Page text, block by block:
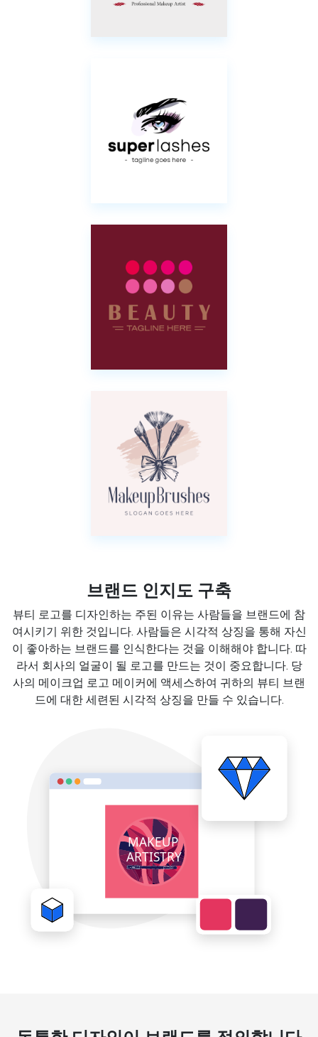
브랜드 인지도 구축
뷰티 로고를 디자인하는 주된 이유는 사람들을 브랜드에 참
여시키기 위한 것입니다. 사람들은 시각적 상징을 통해 자신
이 좋아하는 브랜드를 인식한다는 것을 이해해야 합니다. 따
라서 회사의 얼굴이 될 로고를 만드는 것이 중요합니다. 당
사의 메이크업 로고 메이커에 액세스하여 귀하의 뷰티 브랜
드에 대한 세련된 시각적 상징을 만들 수 있습니다.